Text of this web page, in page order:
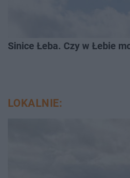
Sinice Łeba. Czy w Łebie
LOKALNIE: